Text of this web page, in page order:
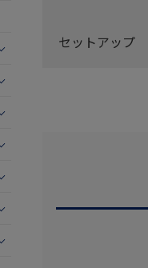
セットアップ